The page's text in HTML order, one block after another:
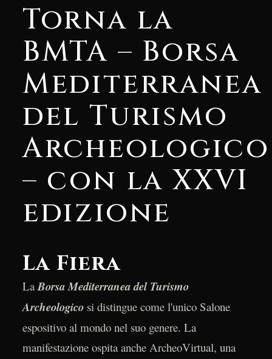
Torna la
BMTA – Borsa
Mediterranea
del Turismo
Archeologico
– con la XXVI
edizione
La Fiera
LaBorsa Mediterranea del Turismo
Archeologicosi distingue come l'unico Salone
espositivo al mondo nel suo genere. La
manifestazione ospita anche ArcheoVirtual, una